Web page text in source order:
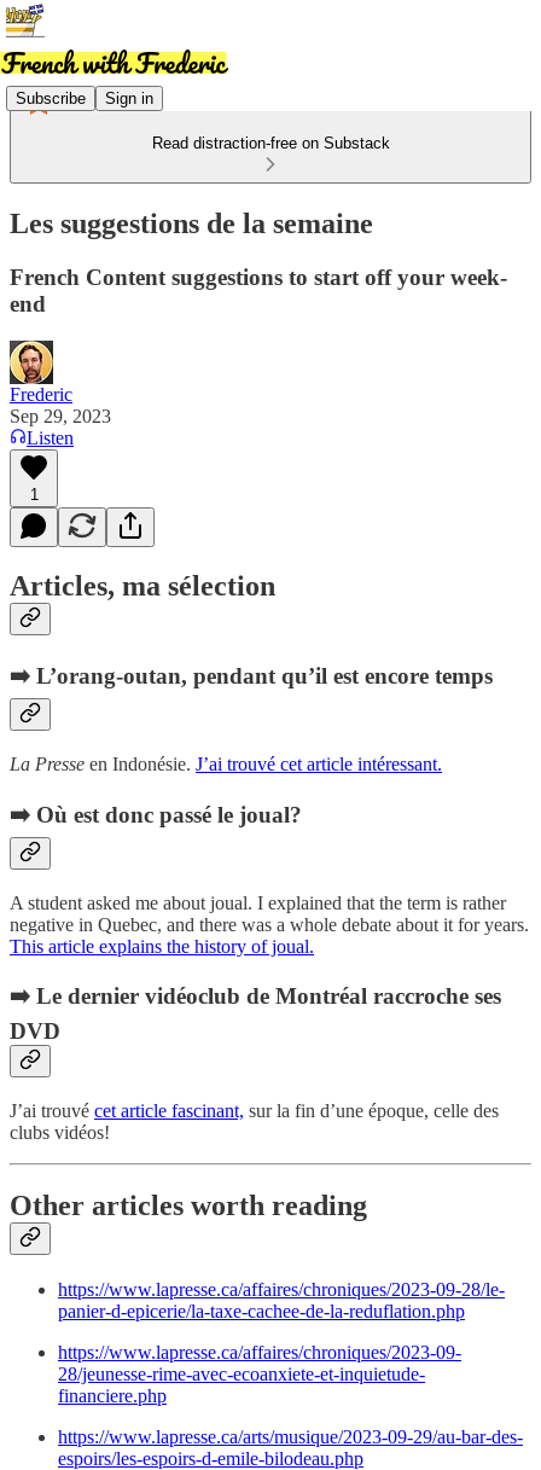
Subscribe Sign in
Read distraction-free on Substack
Les suggestions de la semaine
French Content suggestions to start off your week-
end
Frederic
Sep 29, 2023
Listen
1
Articles, ma sélection
➡️ L’orang-outan, pendant qu’il est encore temps
La Presse en Indonésie. J’ai trouvé cet article intéressant.
➡️ Où est donc passé le joual?
A student asked me about joual. I explained that the term is rather
negative in Quebec, and there was a whole debate about it for years.
This article explains the history of joual.
➡️ Le dernier vidéoclub de Montréal raccroche ses
DVD
J’ai trouvé cet article fascinant, sur la fin d’une époque, celle des
clubs vidéos!
Other articles worth reading
https://www.lapresse.ca/affaires/chroniques/2023-09-28/le-
panier-d-epicerie/la-taxe-cachee-de-la-reduflation.php
https://www.lapresse.ca/affaires/chroniques/2023-09-
28/jeunesse-rime-avec-ecoanxiete-et-inquietude-
financiere.php
https://www.lapresse.ca/arts/musique/2023-09-29/au-bar-des-
espoirs/les-espoirs-d-emile-bilodeau.php